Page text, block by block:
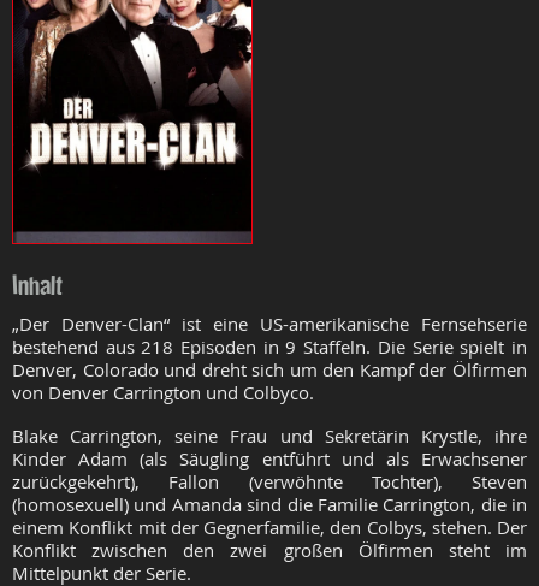
Inhalt
„Der Denver-Clan“ ist eine US-amerikanische Fernsehserie
bestehend aus 218 Episoden in 9 Staffeln. Die Serie spielt in
Denver, Colorado und dreht sich um den Kampf der Ölfirmen
von Denver Carrington und Colbyco.
Blake Carrington, seine Frau und Sekretärin Krystle, ihre
Kinder Adam (als Säugling entführt und als Erwachsener
zurückgekehrt), Fallon (verwöhnte Tochter), Steven
(homosexuell) und Amanda sind die Familie Carrington, die in
einem Konflikt mit der Gegnerfamilie, den Colbys, stehen. Der
Konflikt zwischen den zwei großen Ölfirmen steht im
Mittelpunkt der Serie.